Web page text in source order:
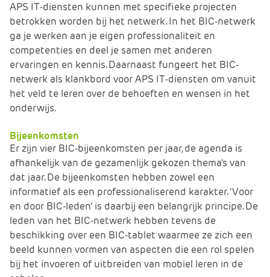
APS IT-diensten kunnen met specifieke projecten
betrokken worden bij het netwerk. In het BIC-netwerk
ga je werken aan je eigen professionaliteit en
competenties en deel je samen met anderen
ervaringen en kennis. Daarnaast fungeert het BIC-
netwerk als klankbord voor APS IT-diensten om vanuit
het veld te leren over de behoeften en wensen in het
onderwijs.
Bijeenkomsten
Er zijn vier BIC-bijeenkomsten per jaar, de agenda is
afhankelijk van de gezamenlijk gekozen thema’s van
dat jaar. De bijeenkomsten hebben zowel een
informatief als een professionaliserend karakter. ‘Voor
en door BIC-leden’ is daarbij een belangrijk principe. De
leden van het BIC-netwerk hebben tevens de
beschikking over een BIC-tablet waarmee ze zich een
beeld kunnen vormen van aspecten die een rol spelen
bij het invoeren of uitbreiden van mobiel leren in de